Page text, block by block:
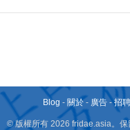
Blog - 關於 - 廣告 -招
© 版權所有 2026 fridae.asia。